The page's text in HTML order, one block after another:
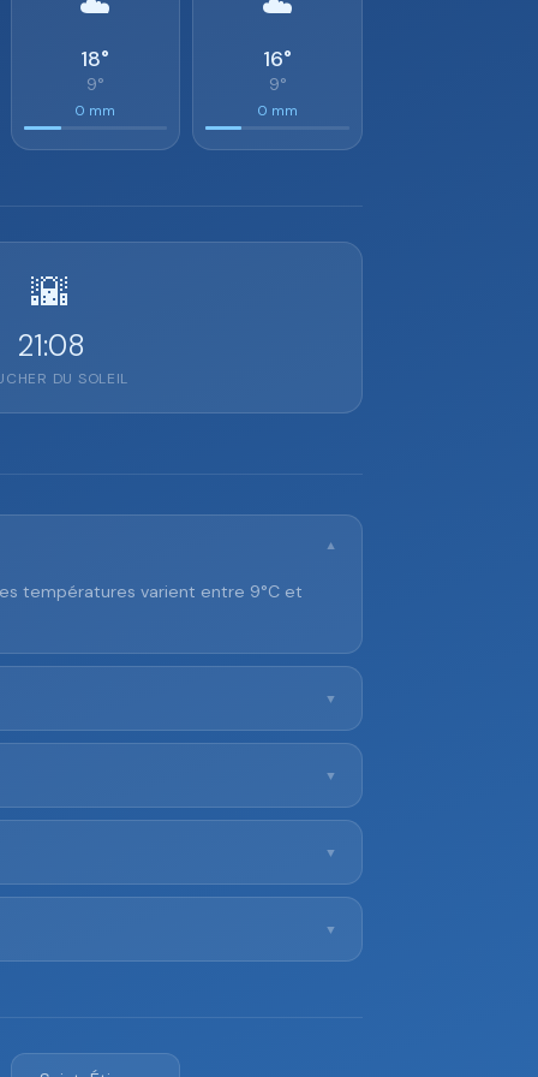
18°
9°
0 mm
16°
9°
0 mm
🌇
21:08
DU SOLEIL
▼
températures varient entre 9°C et
▼
▼
▼
▼